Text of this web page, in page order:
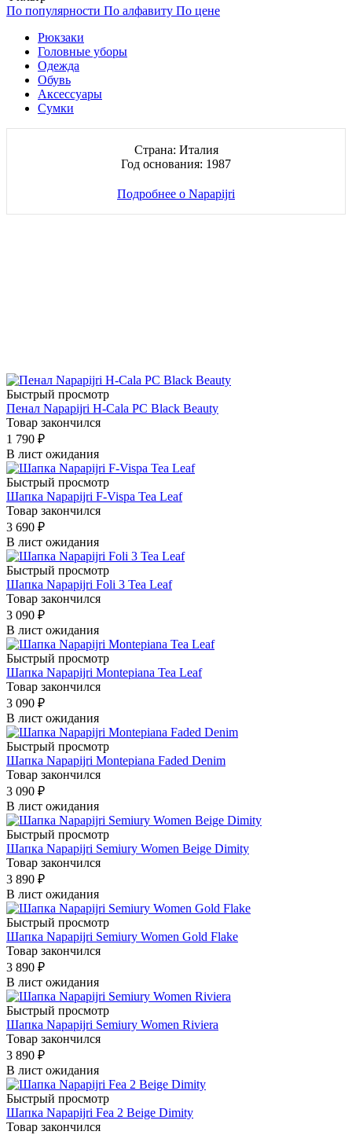
По популярности По алфавиту По цене
Рюкзаки
Головные уборы
Одежда
Обувь
Аксессуары
Сумки
Страна: Италия
Год основания: 1987
Подробнее о Napapijri
Быстрый просмотр
Пенал Napapijri H-Cala PC Black Beauty
Товар закончился
1 790 ₽
В лист ожидания
Быстрый просмотр
Шапка Napapijri F-Vispa Tea Leaf
Товар закончился
3 690 ₽
В лист ожидания
Быстрый просмотр
Шапка Napapijri Foli 3 Tea Leaf
Товар закончился
3 090 ₽
В лист ожидания
Быстрый просмотр
Шапка Napapijri Montepiana Tea Leaf
Товар закончился
3 090 ₽
В лист ожидания
Быстрый просмотр
Шапка Napapijri Montepiana Faded Denim
Товар закончился
3 090 ₽
В лист ожидания
Быстрый просмотр
Шапка Napapijri Semiury Women Beige Dimity
Товар закончился
3 890 ₽
В лист ожидания
Быстрый просмотр
Шапка Napapijri Semiury Women Gold Flake
Товар закончился
3 890 ₽
В лист ожидания
Быстрый просмотр
Шапка Napapijri Semiury Women Riviera
Товар закончился
3 890 ₽
В лист ожидания
Быстрый просмотр
Шапка Napapijri Fea 2 Beige Dimity
Товар закончился